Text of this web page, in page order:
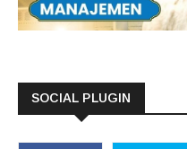
SOCIAL PLUGIN